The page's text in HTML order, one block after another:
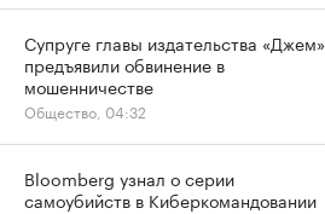
Супруге главы издательства «Джем»
предъявили обвинение в
мошенничестве
Общество, 04:32
Bloomberg узнал о серии
самоубийств в Киберкомандовании